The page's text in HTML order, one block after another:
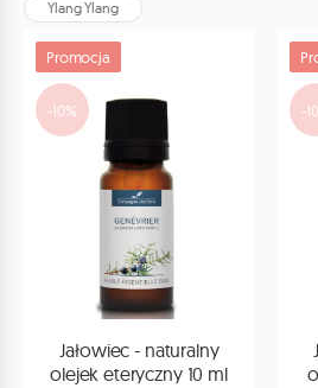
Ylang Ylang
Promocja
-10%
Jałowiec - naturalny
olejek eteryczny 10 ml
-